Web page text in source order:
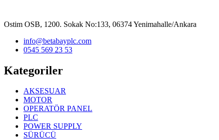
Ostim OSB, 1200. Sokak No:133, 06374 Yenimahalle/Ankara
info@betabayplc.com
0545 569 23 53
Kategoriler
AKSESUAR
MOTOR
OPERATÖR PANEL
PLC
POWER SUPPLY
SÜRÜCÜ